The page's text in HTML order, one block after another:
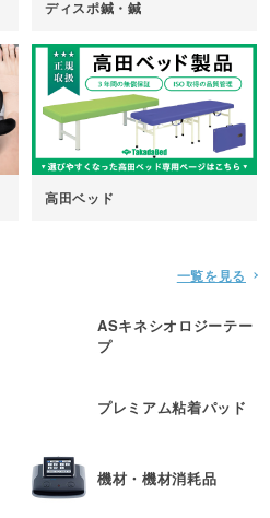
ディスポ鍼・鍼
高田ベッド
一覧を見る
ASキネシオロジーテー
プ
プレミアム粘着パッド
機材・機材消耗品